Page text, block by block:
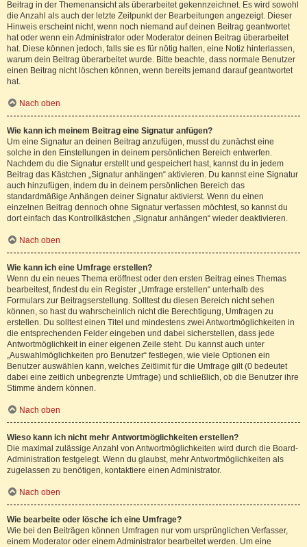
Beitrag in der Themenansicht als überarbeitet gekennzeichnet. Es wird sowohl
die Anzahl als auch der letzte Zeitpunkt der Bearbeitungen angezeigt. Dieser
Hinweis erscheint nicht, wenn noch niemand auf deinen Beitrag geantwortet
hat oder wenn ein Administrator oder Moderator deinen Beitrag überarbeitet
hat. Diese können jedoch, falls sie es für nötig halten, eine Notiz hinterlassen,
warum dein Beitrag überarbeitet wurde. Bitte beachte, dass normale Benutzer
einen Beitrag nicht löschen können, wenn bereits jemand darauf geantwortet
hat.
Nach oben
Wie kann ich meinem Beitrag eine Signatur anfügen?
Um eine Signatur an deinen Beitrag anzufügen, musst du zunächst eine
solche in den Einstellungen in deinem persönlichen Bereich entwerfen.
Nachdem du die Signatur erstellt und gespeichert hast, kannst du in jedem
Beitrag das Kästchen „Signatur anhängen“ aktivieren. Du kannst eine Signatur
auch hinzufügen, indem du in deinem persönlichen Bereich das
standardmäßige Anhängen deiner Signatur aktivierst. Wenn du einen
einzelnen Beitrag dennoch ohne Signatur verfassen möchtest, so kannst du
dort einfach das Kontrollkästchen „Signatur anhängen“ wieder deaktivieren.
Nach oben
Wie kann ich eine Umfrage erstellen?
Wenn du ein neues Thema eröffnest oder den ersten Beitrag eines Themas
bearbeitest, findest du ein Register „Umfrage erstellen“ unterhalb des
Formulars zur Beitragserstellung. Solltest du diesen Bereich nicht sehen
können, so hast du wahrscheinlich nicht die Berechtigung, Umfragen zu
erstellen. Du solltest einen Titel und mindestens zwei Antwortmöglichkeiten in
die entsprechenden Felder eingeben und dabei sicherstellen, dass jede
Antwortmöglichkeit in einer eigenen Zeile steht. Du kannst auch unter
„Auswahlmöglichkeiten pro Benutzer“ festlegen, wie viele Optionen ein
Benutzer auswählen kann, welches Zeitlimit für die Umfrage gilt (0 bedeutet
dabei eine zeitlich unbegrenzte Umfrage) und schließlich, ob die Benutzer ihre
Stimme ändern können.
Nach oben
Wieso kann ich nicht mehr Antwortmöglichkeiten erstellen?
Die maximal zulässige Anzahl von Antwortmöglichkeiten wird durch die Board-
Administration festgelegt. Wenn du glaubst, mehr Antwortmöglichkeiten als
zugelassen zu benötigen, kontaktiere einen Administrator.
Nach oben
Wie bearbeite oder lösche ich eine Umfrage?
Wie bei den Beiträgen können Umfragen nur vom ursprünglichen Verfasser,
einem Moderator oder einem Administrator bearbeitet werden. Um eine